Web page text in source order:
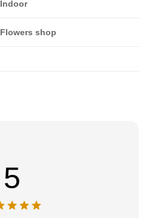
Indoor
Flowers shop
5